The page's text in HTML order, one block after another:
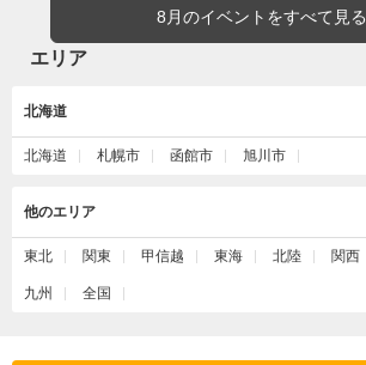
8月のイベントをすべて見る
エリア
北海道
北海道 札幌市 函館市 旭川市
他のエリア
東北 関東 甲信越 東海 北陸 関西
九州 全国